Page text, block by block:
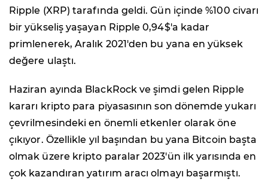
Ripple (XRP) tarafında geldi. Gün içinde %100 civarı
bir yükseliş yaşayan Ripple 0,94$'a kadar
primlenerek, Aralık 2021'den bu yana en yüksek
değere ulaştı.
Haziran ayında BlackRock ve şimdi gelen Ripple
kararı kripto para piyasasının son dönemde yukarı
çevrilmesindeki en önemli etkenler olarak öne
çıkıyor. Özellikle yıl başından bu yana Bitcoin başta
olmak üzere kripto paralar 2023'ün ilk yarısında en
çok kazandıran yatırım aracı olmayı başarmıştı.